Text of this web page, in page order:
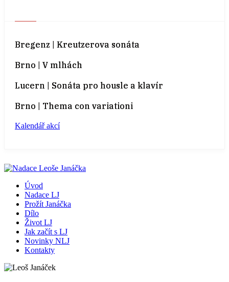
Bregenz | Kreutzerova sonáta
Brno | V mlhách
Lucern | Sonáta pro housle a klavír
Brno | Thema con variationi
Kalendář akcí
Úvod
Nadace LJ
Prožít Janáčka
Dílo
Život LJ
Jak začít s LJ
Novinky NLJ
Kontakty